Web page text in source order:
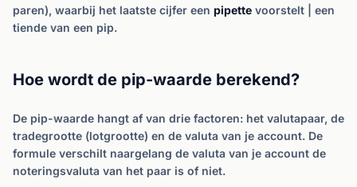
paren), waarbij het laatste cijfer een pipette voorstelt | een
tiende van een pip.
Hoe wordt de pip-waarde berekend?
De pip-waarde hangt af van drie factoren: het valutapaar, de
tradegrootte (lotgrootte) en de valuta van je account. De
formule verschilt naargelang de valuta van je account de
noteringsvaluta van het paar is of niet.